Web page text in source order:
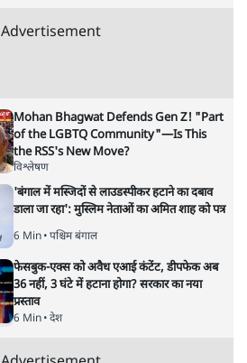
Advertisement
Mohan Bhagwat Defends Gen Z! "Part
of the LGBTQ Community"—Is This
the RSS's New Move?
विश्लेषण
'बंगाल में मस्जिदों से लाउडस्पीकर हटाने का दबाव
डाला जा रहा': मुस्लिम नेताओं का अमित शाह को पत्र
6 Min• पश्चिम बंगाल
फेसबुक-एक्स को अवैध एआई कंटेंट, डीपफेक अब
36 नहीं, 3 घंटे में हटाना होगा? सरकार का नया
प्रस्ताव
6 Min• देश